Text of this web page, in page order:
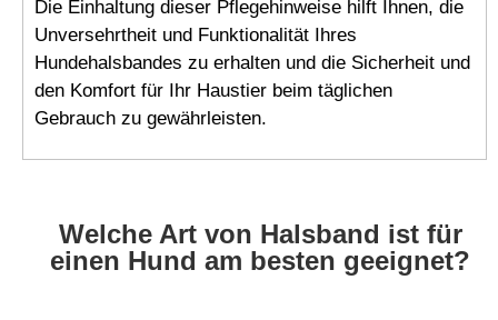
Die Einhaltung dieser Pflegehinweise hilft Ihnen, die
Unversehrtheit und Funktionalität Ihres
Hundehalsbandes zu erhalten und die Sicherheit und
den Komfort für Ihr Haustier beim täglichen
Gebrauch zu gewährleisten.
Welche Art von Halsband ist für
einen Hund am besten geeignet?